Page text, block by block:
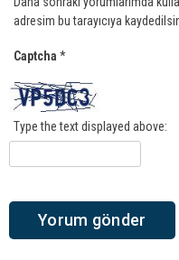
adresim bu tarayıcıya
Captcha *
Type the text displayed above: